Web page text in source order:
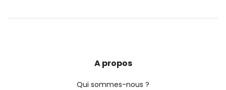
A propos
Qui sommes-nous ?